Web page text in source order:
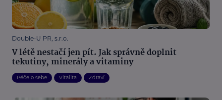
Double-U PR, s.r.o.
V létě nestačí jen pít. Jak správně doplnit
tekutiny, minerály a vitaminy
Péče o sebe Vitalita Zdraví